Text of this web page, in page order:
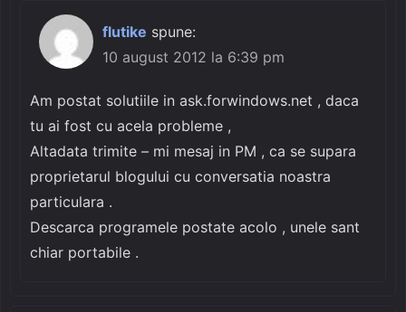
flutike spune:
10 august 2012 la 6:39 pm
Am postat solutiile in ask.forwindows.net , daca
tu ai fost cu acela probleme ,
Altadata trimite – mi mesaj in PM , ca se supara
proprietarul blogului cu conversatia noastra
particulara .
Descarca programele postate acolo , unele sant
chiar portabile .